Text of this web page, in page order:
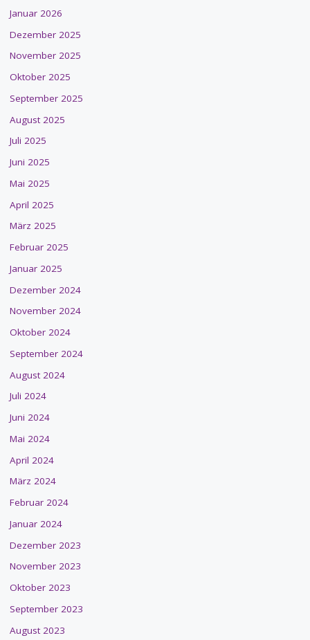
Januar 2026
Dezember 2025
November 2025
Oktober 2025
September 2025
August 2025
Juli 2025
Juni 2025
Mai 2025
April 2025
März 2025
Februar 2025
Januar 2025
Dezember 2024
November 2024
Oktober 2024
September 2024
August 2024
Juli 2024
Juni 2024
Mai 2024
April 2024
März 2024
Februar 2024
Januar 2024
Dezember 2023
November 2023
Oktober 2023
September 2023
August 2023